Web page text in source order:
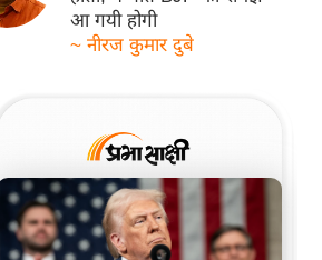
आ गयी होगी
~ नीरज कुमार दुबे